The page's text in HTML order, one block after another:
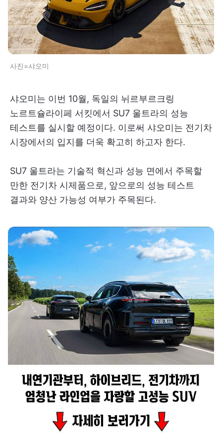
사진=샤오미
샤오미는 이번 10월, 독일의 뉘르부르크링
노르트슐라이페 서킷에서 SU7 울트라의 성능
테스트를 실시할 예정이다. 이로써 샤오미는 전기차
시장에서의 입지를 더욱 확고히 하고자 한다.
SU7 울트라는 기술적 혁신과 성능 면에서 주목할
만한 전기차 시제품으로, 앞으로의 성능 테스트
결과와 양산 가능성 여부가 주목된다.